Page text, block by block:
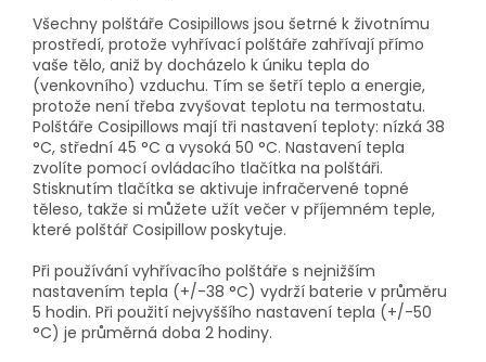
Všechny polštáře Cosipillows jsou šetrné k životnímu
prostředí, protože vyhřívací polštáře zahřívají přímo
vaše tělo, aniž by docházelo k úniku tepla do
(venkovního) vzduchu. Tím se šetří teplo a energie,
protože není třeba zvyšovat teplotu na termostatu.
Polštáře Cosipillows mají tři nastavení teploty: nízká 38
°C, střední 45 °C a vysoká 50 °C. Nastavení tepla
zvolíte pomocí ovládacího tlačítka na polštáři.
Stisknutím tlačítka se aktivuje infračervené topné
těleso, takže si můžete užít večer v příjemném teple,
které polštář Cosipillow poskytuje.
Při používání vyhřívacího polštáře s nejnižším
nastavením tepla (+/-38 °C) vydrží baterie v průměru
5 hodin. Při použití nejvyššího nastavení tepla (+/-50
°C) je průměrná doba 2 hodiny.